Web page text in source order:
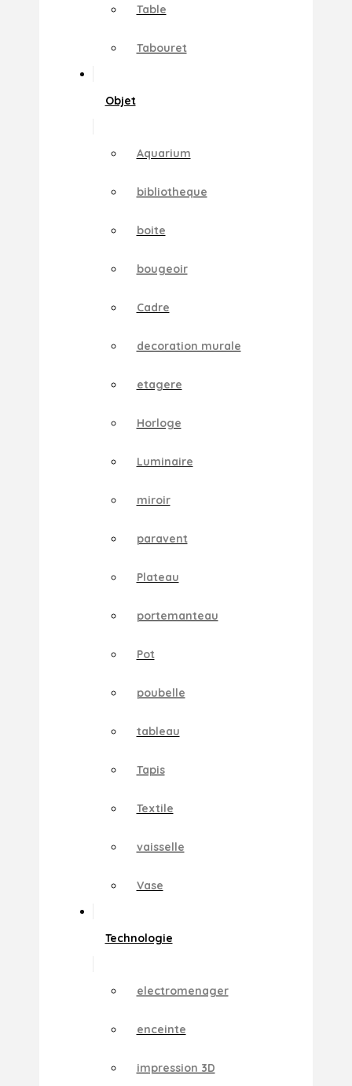
Table
Tabouret
Objet
Aquarium
bibliotheque
boite
bougeoir
Cadre
decoration murale
etagere
Horloge
Luminaire
miroir
paravent
Plateau
portemanteau
Pot
poubelle
tableau
Tapis
Textile
vaisselle
Vase
Technologie
electromenager
enceinte
impression 3D